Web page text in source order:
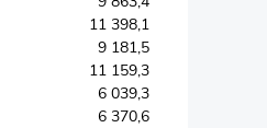
11 398,1
9 181,5
11 159,3
6 039,3
6 370,6